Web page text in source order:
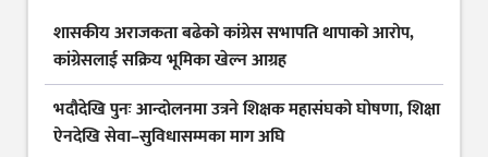
शासकीय अराजकता बढेको कांग्रेस सभापति थापाको आरोप,
कांग्रेसलाई सक्रिय भूमिका खेल्न आग्रह
भदौदेखि पुनः आन्दोलनमा उत्रने शिक्षक महासंघको घोषणा, शिक्षा
ऐनदेखि सेवा–सुविधासम्मका माग अघि